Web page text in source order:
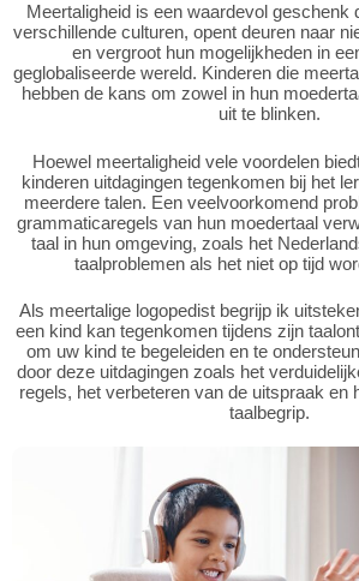
Meertaligheid is een waardevol geschenk
verschillende culturen, opent deuren naar
en vergroot hun mogelijkheden in
geglobaliseerde wereld. Kinderen die
hebben de kans om zowel in hun
uit te blinken.
Hoewel meertaligheid vele voordelen
kinderen uitdagingen tegenkomen bij het
meerdere talen. Een veelvoorkomend
grammaticaregels van hun moedertaal
taal in hun omgeving, zoals het
taalproblemen als het niet op tijd
Als meertalige logopedist begrijp ik
een kind kan tegenkomen tijdens zijn
om uw kind te begeleiden en te
door deze uitdagingen zoals het
regels, het verbeteren van de uitspraak en
taalbegrip.